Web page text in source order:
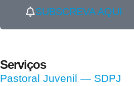
SUBSCREVA AQUI
Serviços
Pastoral Juvenil — SDPJ